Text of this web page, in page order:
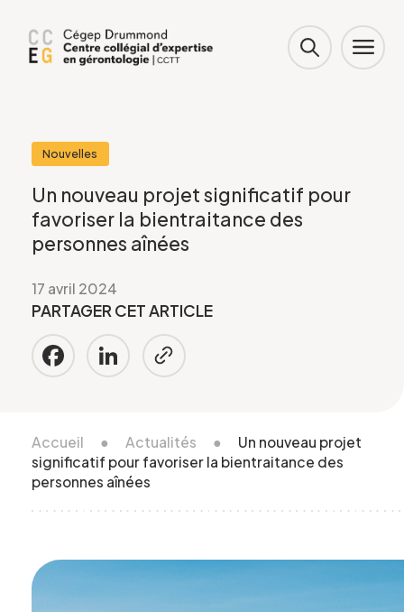
Accueil ● Actualités ●
Un nouveau projet
significatif pour favoriser la bientraitance des
personnes aînées
Nouvelles
Un nouveau projet significatif pour
favoriser la bientraitance des
personnes aînées
17 avril 2024
PARTAGER CET ARTICLE
Facebook
LinkedIn